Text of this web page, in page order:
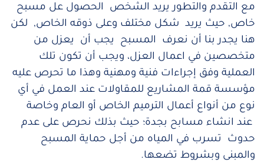
مع التقدم والتطور يريد الشخص الحصول عل مسبح
خاص, حيث يريد شكل مختلف وعلى ذوقه الخاص, لكن
هنا يجدر بنا أن نعرف المسبح يجب أن يعزل من
متخصصين في اعمال العزل، ويجب أن تكون تلك
العملية وفق إجراءات فنية ومهنية وهذا ما تحرص عليه
مؤسسة قمة المشاريع للمقاولات عند العمل في أي
نوع من أنواع أعمال الترميم الخاص أو العام وخاصة
عند انشاء مسابح بجدة؛ حيث بذلك نحرص على عدم
حدوث تسرب في المياه من أجل حماية المسبح
والمبنى وبشروط تضعها.